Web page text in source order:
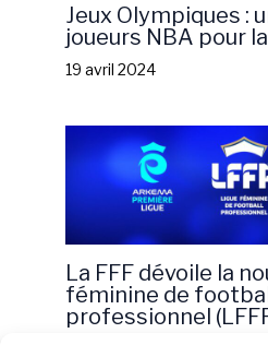
Jeux Olympiques :
joueurs NBA pour
19 avril 2024
La FFF dévoile la
féminine de
professionnel